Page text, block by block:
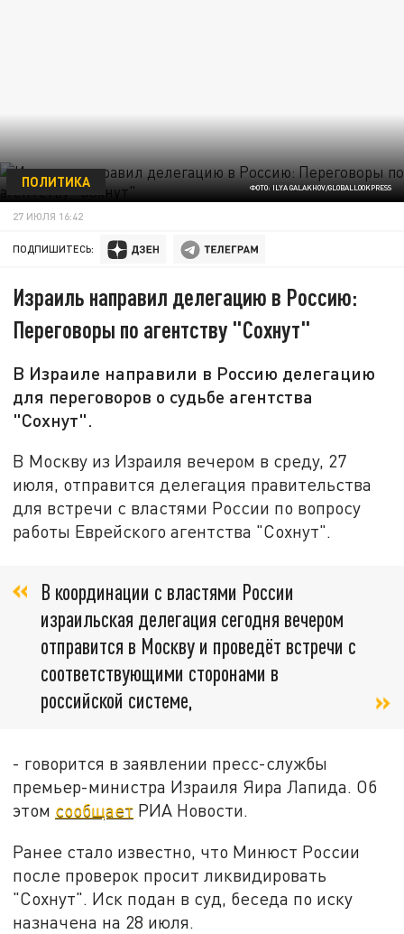
ФОТО: ILYA GALAKHOV/GLOBALLOOKPRESS
ПОЛИТИКА
27 ИЮЛЯ 16:42
ПОДПИШИТЕСЬ:
Израиль направил делегацию в Россию:
Переговоры по агентству "Сохнут"
В Израиле направили в Россию делегацию
для переговоров о судьбе агентства
"Сохнут".
В Москву из Израиля вечером в среду, 27
июля, отправится делегация правительства
для встречи с властями России по вопросу
работы Еврейского агентства "Сохнут".
В координации с властями России
израильская делегация сегодня вечером
отправится в Москву и проведёт встречи с
соответствующими сторонами в
российской системе,
- говорится в заявлении пресс-службы
премьер-министра Израиля Яира Лапида. Об
этом сообщает РИА Новости.
Ранее стало известно, что Минюст России
после проверок просит ликвидировать
"Сохнут". Иск подан в суд, беседа по иску
назначена на 28 июля.